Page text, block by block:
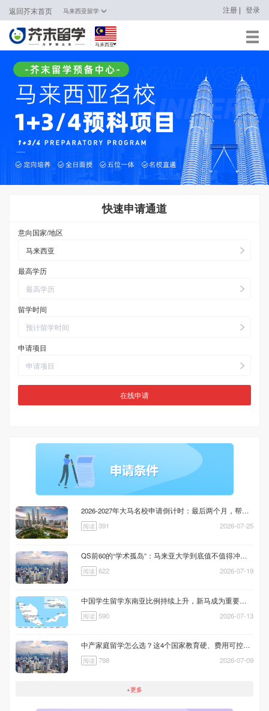
返回芥末首页 马来西亚留学 注册 | 登录
马来西亚
日本
韩国
英国
新加坡
马来西亚
中国香港
快速申请通道
意向国家/地区
马来西亚
最高学历
最高学历
留学时间
预计留学时间
申请项目
申请项目
2026-2027年大马名校申请倒计时：最后两个月，帮孩子兜住这条退路
阅读 391 2026-07-25
QS前60的“学术孤岛”：马来亚大学到底值不值得冲？| 马来西亚留学
阅读 622 2026-07-19
中国学生留学东南亚比例持续上升，新马成为重要选择方向|新马留学
阅读 590 2026-07-13
中产家庭留学怎么选？这4个国家教育硬、费用可控、留得下｜出国留学
阅读 798 2026-07-09
+更多